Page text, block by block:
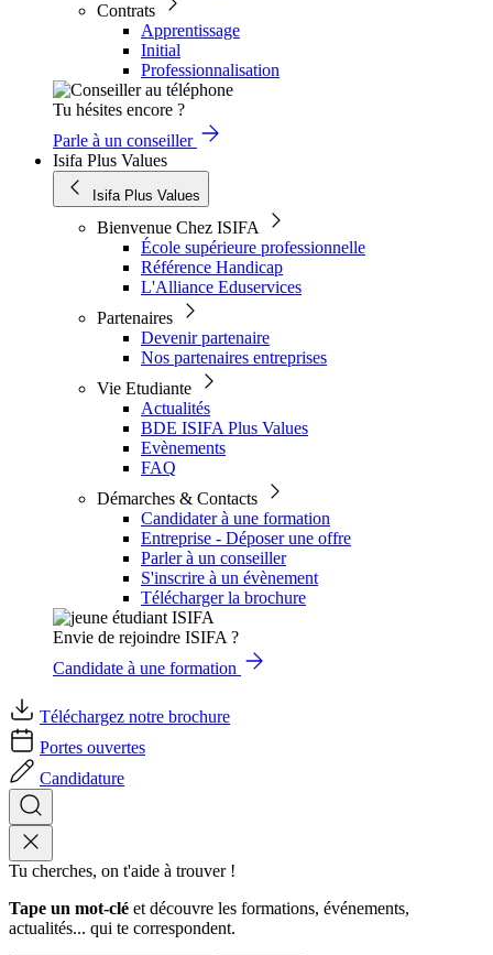
Contrats
Apprentissage
Initial
Professionnalisation
Tu hésites encore ?
Parle à un conseiller
Isifa Plus Values
Isifa Plus Values
Bienvenue Chez ISIFA
École supérieure professionnelle
Référence Handicap
L'Alliance Eduservices
Partenaires
Devenir partenaire
Nos partenaires entreprises
Vie Etudiante
Actualités
BDE ISIFA Plus Values
Evènements
FAQ
Démarches & Contacts
Candidater à une formation
Entreprise - Déposer une offre
Parler à un conseiller
S'inscrire à un évènement
Télécharger la brochure
Envie de rejoindre ISIFA ?
Candidate à une formation
Téléchargez notre brochure
Portes ouvertes
Candidature
Tu cherches, on t'aide à trouver !
Tape un mot-clé et découvre les formations, événements,
actualités... qui te correspondent.